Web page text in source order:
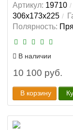
Артикул: 19710
306x173x225
Полярность:
В наличии
10 100 руб.
В корзину